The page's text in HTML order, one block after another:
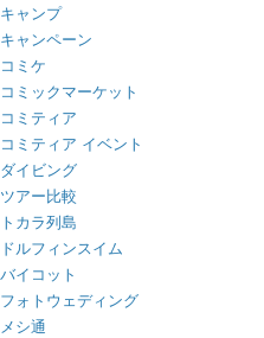
キャンプ
キャンペーン
コミケ
コミックマーケット
コミティア
コミティア イベント
ダイビング
ツアー比較
トカラ列島
ドルフィンスイム
バイコット
フォトウェディング
メシ通